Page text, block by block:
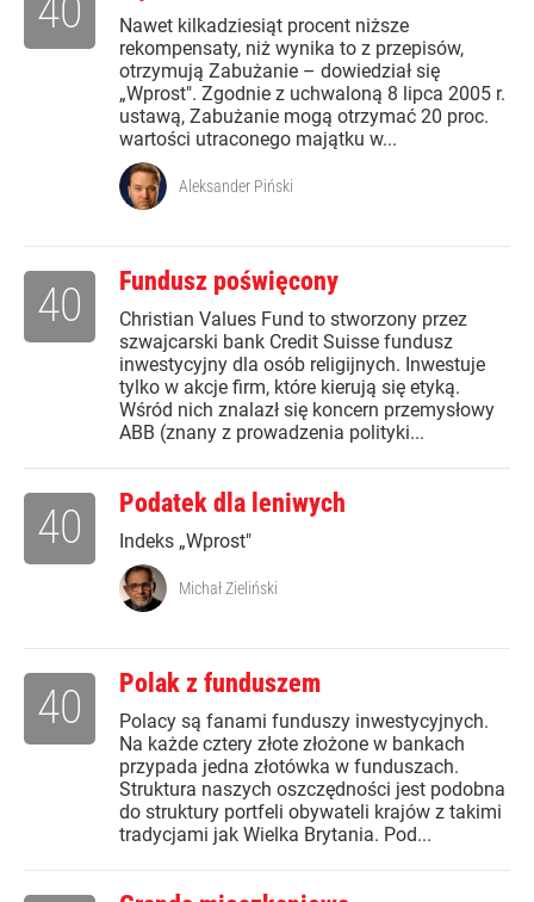
Nawet kilkadziesiąt procent niższe
rekompensaty, niż wynika to z przepisów,
otrzymują Zabużanie – dowiedział się
„Wprost". Zgodnie z uchwaloną 8 lipca 2005 r.
ustawą, Zabużanie mogą otrzymać 20 proc.
wartości utraconego majątku w...
40
Aleksander Piński
Fundusz poświęcony
Christian Values Fund to stworzony przez
szwajcarski bank Credit Suisse fundusz
inwestycyjny dla osób religijnych. Inwestuje
tylko w akcje firm, które kierują się etyką.
Wśród nich znalazł się koncern przemysłowy
ABB (znany z prowadzenia polityki...
40
Podatek dla leniwych
Indeks „Wprost"
40
Michał Zieliński
Polak z funduszem
Polacy są fanami funduszy inwestycyjnych.
Na każde cztery złote złożone w bankach
przypada jedna złotówka w funduszach.
Struktura naszych oszczędności jest podobna
do struktury portfeli obywateli krajów z takimi
tradycjami jak Wielka Brytania. Pod...
40